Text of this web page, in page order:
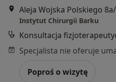
Aleja Wojska Polskiego
Instytut Chirurgii Barku
Konsultacja
Poproś o wizytę